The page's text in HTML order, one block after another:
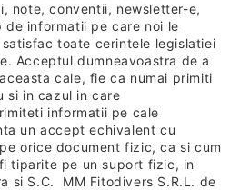
note, conventii, newsletter-e,
informatii pe care noi le
toate cerintele legislatiei
Acceptul dumneavoastra de a
cale, fie ca numai primiti
si in cazul in care
informatii pe cale
un accept echivalent cu
orice document fizic, ca si cum
tiparite pe un suport fizic, in
si S.C. MM Fitodivers S.R.L. de